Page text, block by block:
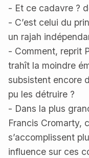
- Et ce cadavre ?
- C’est celui du
un rajah
- Comment, reprit
trahît la moindre
subsistent encore
pu les détruire ?
- Dans la plus
Francis Cromarty,
s’accomplissent
influence sur ces